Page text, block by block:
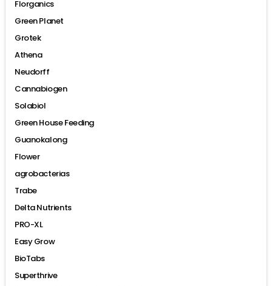
Florganics
Green Planet
Grotek
Athena
Neudorff
Cannabiogen
Solabiol
Green House Feeding
Guanokalong
Flower
agrobacterias
Trabe
Delta Nutrients
PRO-XL
Easy Grow
BioTabs
Superthrive